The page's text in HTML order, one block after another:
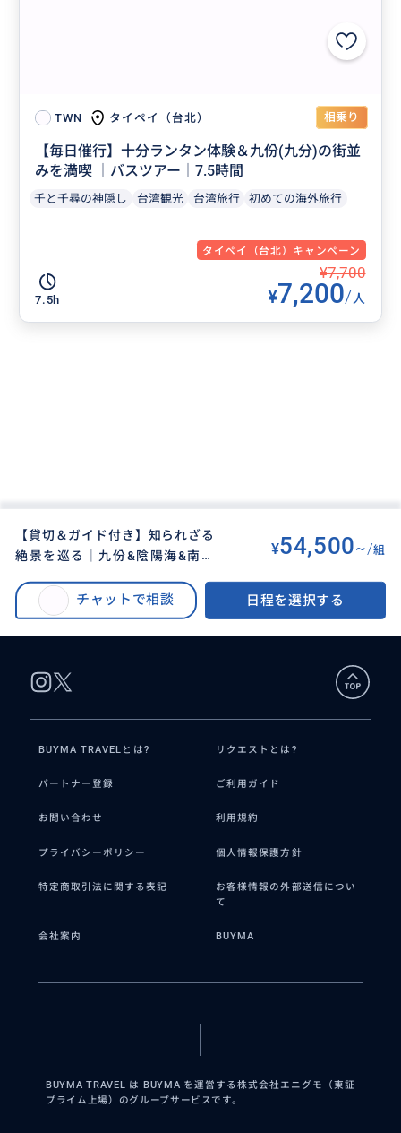
TWN タイペイ（台北） 相乗り
【毎日催行】十分ランタン体験＆九份(九分)の街並
みを満喫 │バスツアー│7.5時間
千と千尋の神隠し 台湾観光 台湾旅行 初めての海外旅行
タイペイ（台北）キャンペーン
7.5h
¥7,700
¥7,200/人
【貸切＆ガイド付き】知られざる
絶景を巡る│九份&陰陽海&南雅
ーター旅│スポットアレンジ可能
│セダン車
¥54,500~/組
チャットで相談 日程を選択する
【貸切＆ガイド付き】知られざる絶景を巡る│九份&陰陽海&南雅奇岩(車窓)&
鼻頭エリア 半日チャーター旅│スポットアレンジ可能│セダン車
BUYMA TRAVELとは? リクエストとは?
パートナー登録 ご利用ガイド
お問い合わせ 利用規約
プライバシーポリシー 個人情報保護方針
特定商取引法に関する表記
お客様情報の外部送信につい
て
会社案内 BUYMA
BUYMA TRAVEL は BUYMA を運営する株式会社エニグモ（東証
プライム上場）のグループサービスです。